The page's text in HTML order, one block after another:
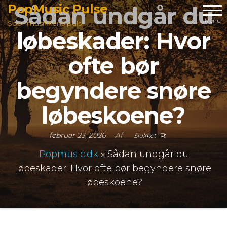
Videre
til
indhold
PopMusic Pulse
Spor musikkens puls Menu
Sådan undgår du
løbeskader: Hvor
ofte bør
begyndere snøre
løbeskoene?
februar 23, 2026 Af Slukket
Popmusic.dk» Sådan undgår du
løbeskader: Hvor ofte bør begyndere snøre
løbeskoene?